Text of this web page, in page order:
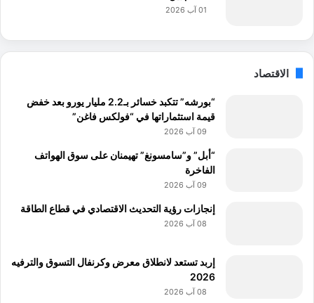
01 آب 2026
الاقتصاد
“بورشه” تتكبد خسائر بـ2.2 مليار يورو بعد خفض
قيمة استثماراتها في “فولكس فاغن”
09 آب 2026
“أبل” و”سامسونغ” تهيمنان على سوق الهواتف
الفاخرة
09 آب 2026
إنجازات رؤية التحديث الاقتصادي في قطاع الطاقة
08 آب 2026
إربد تستعد لانطلاق معرض وكرنفال التسوق والترفيه
2026
08 آب 2026